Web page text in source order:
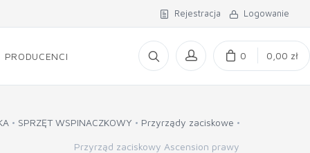
Rejestracja Logowanie
PRODUCENCI 0 0,00 zł
SPRZĘT WSPINACZKOWY Przyrządy zaciskowe
Przyrząd zaciskowy Ascension prawy